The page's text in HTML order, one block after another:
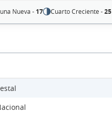
Nueva - 17 Cuarto Creciente -25